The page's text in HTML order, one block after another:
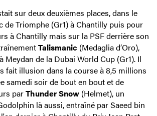
sur deux deuxièmes places, dans le
de Triomphe (Gr1) à Chantilly puis pour
à Chantilly mais sur la PSF derrière son
Talismanic (Medaglia d’Oro),
Meydan de la Dubai World Cup (Gr1). Il
fait illusion dans la course à 8,5 millions
samedi soir de bout en bout et de
parThunder Snow (Helmet), un
là aussi, entraîné par Saeed bin